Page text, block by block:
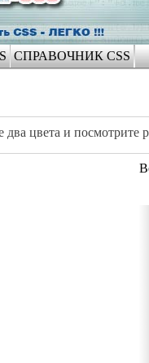
СПРАВОЧНИК CSS
цвета и посмотрите